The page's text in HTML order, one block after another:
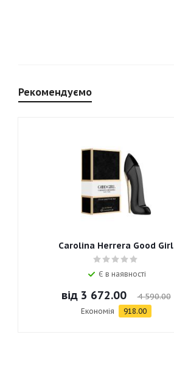
Рекомендуємо
Carolina Herrera Good Girl
Є в наявності
від 3 672.00 4 590.00
Економія 918.00